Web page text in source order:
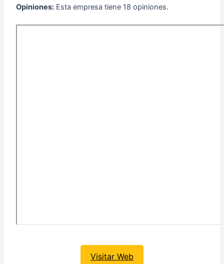
Opiniones: Esta empresa tiene 18 opiniones.
Visitar Web